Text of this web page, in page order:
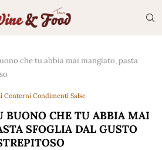
che tu abbia mai mangiato, pasta
Contorni Condimenti Salse
BUONO CHE TU ABBIA MAI
SFOGLIA DAL GUSTO